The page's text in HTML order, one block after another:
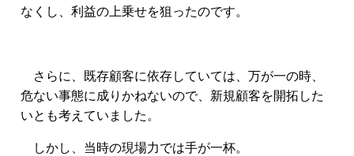
なくし、利益の上乗せを狙ったのです。
さらに、既存顧客に依存していては、万が一の時、
危ない事態に成りかねないので、新規顧客を開拓した
いとも考えていました。
しかし、当時の現場力では手が一杯。